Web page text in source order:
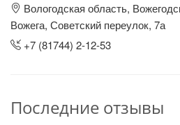
Вологодская область,
Вожега, Советский переулок, 7а
+7 (81744) 2-12-53
Последние отзывы